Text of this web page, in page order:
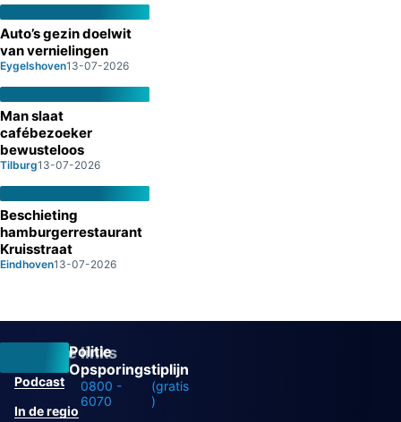
Auto’s gezin doelwit
van vernielingen
Eygelshoven13-07-2026
Man slaat
cafébezoeker
bewusteloos
Tilburg13-07-2026
Beschieting
hamburgerrestaurant
Kruisstraat
Eindhoven13-07-2026
Politie
Opsporingstiplijn
0800 -
6070
(gratis
)
Overige links
Podcast
In de regio